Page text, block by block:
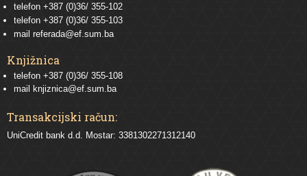
telefon +387 (0)36/ 355-102
telefon +387 (0)36/ 355-103
mail referada@ef.sum.ba
Knjižnica
telefon +387 (0)36/ 355-108
mail knjiznica@ef.sum.ba
Transakcijski račun:
UniCredit bank d.d. Mostar: 3381302271312140